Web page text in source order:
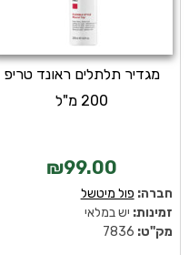
מגדיר תלתלים ראונד טריפ
200 מ"ל
₪99.00
חברה: פול מיטשל
זמינות: יש במלאי
מק''ט: